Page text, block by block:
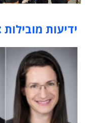
תוכן פרסומי
ידיעות מובילות